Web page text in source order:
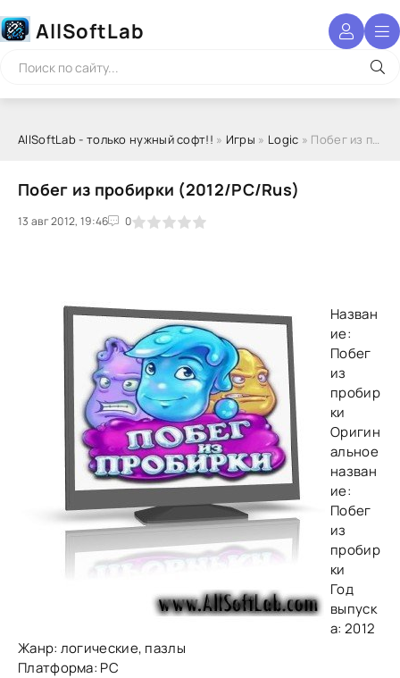
AllSoftLab
AllSoftLab - только нужный софт!! » Игры » Logic » Побег из пробирки (2012/PC/Rus)
Побег из пробирки (2012/PC/Rus)
13 авг 2012, 19:46 0
1 2 3 4 5
Назван
ие:
Побег
из
пробир
ки
Оригин
альное
назван
ие:
Побег
из
пробир
ки
Год
выпуск
а: 2012
Жанр: логические, пазлы
Платформа: PC